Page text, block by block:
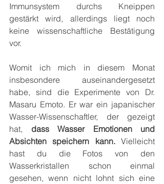
Immunsystem durchs Kneippen
gestärkt wird, allerdings liegt noch
keine wissenschaftliche Bestätigung
vor.
Womit ich mich in diesem Monat
insbesondere auseinandergesetzt
habe, sind die Experimente von Dr.
Masaru Emoto. Er war ein japanischer
Wasser-Wissenschaftler, der gezeigt
hat, dass Wasser Emotionen und
Absichten speichern kann. Vielleicht
hast du die Fotos von den
Wasserkristallen schon einmal
gesehen, wenn nicht lohnt sich eine